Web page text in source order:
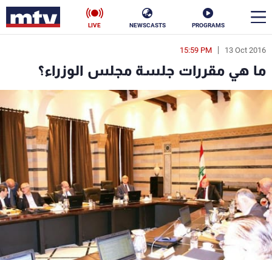
PROGRAMS
NEWSCASTS
LIVE
13 Oct 2016
15:59 PM
ما هي مقررات جلسة مجلس الوزراء؟
en
الأخبار
ناس
إقتصاد فن
منوعات رياضة
كأس العالم
البرامج